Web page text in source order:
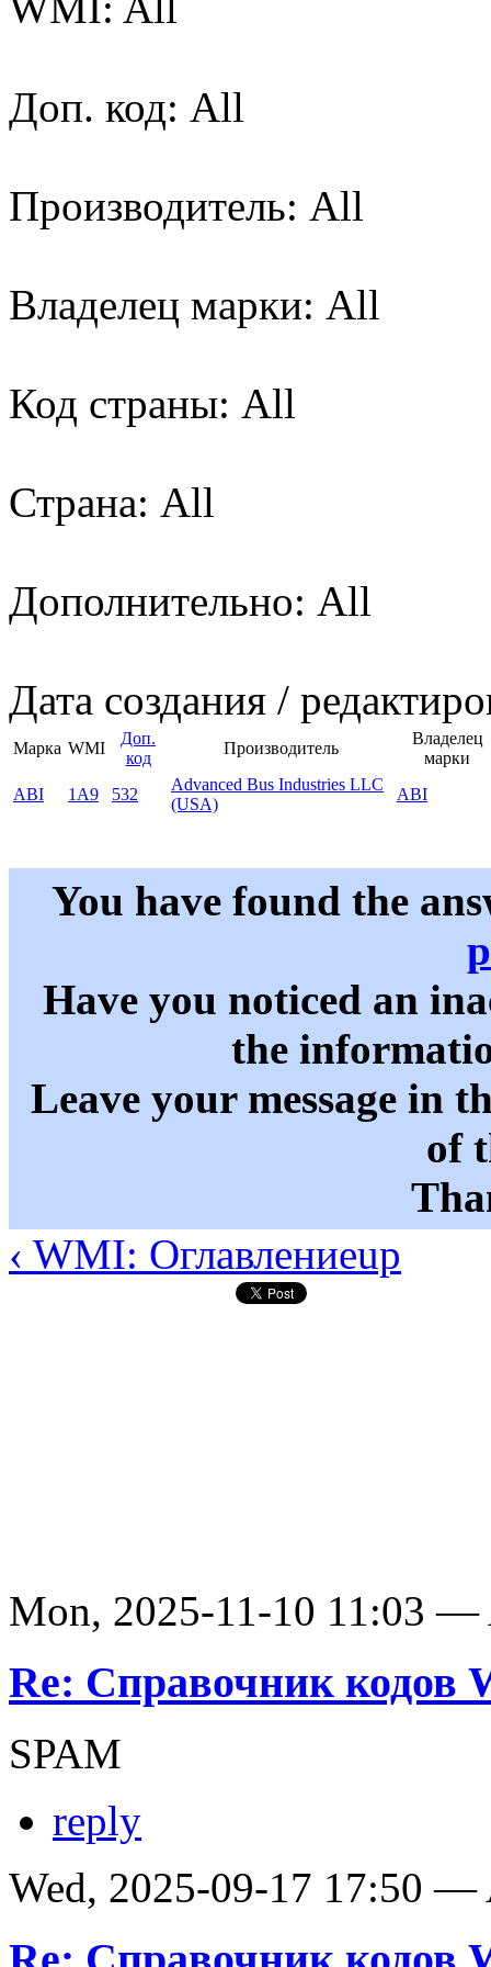
Доп. код: All
Производитель: All
Владелец марки: All
Код страны: All
Страна: All
Дополнительно: All
Дата создания /
Марка WMI
Доп.
код
Производитель
Владелец
марки
ABI
1A9 532
Advanced Bus Industries LLC
(USA)
ABI
You have found the
Have you noticed an
the
Leave your message in
of
‹ WMI: Оглавлениеup
Mon, 2025-11-10 11:03 —
Re: Справочник кодов
SPAM
reply
Wed, 2025-09-17 17:50 —